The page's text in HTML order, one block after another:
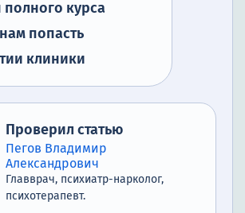
полного курса
попасть
клиники
Проверил статью
Пегов Владимир
Александрович
Главврач, психиатр-нарколог,
психотерапевт.